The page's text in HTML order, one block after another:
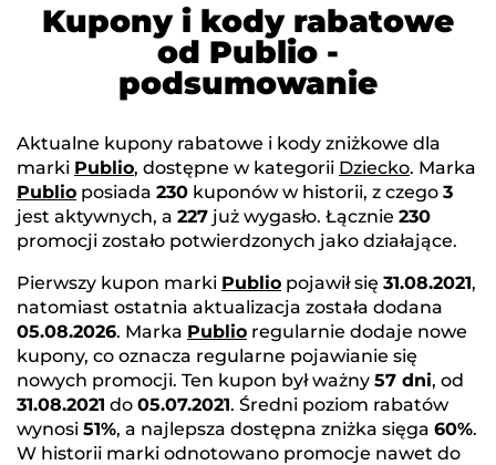
Kupony i kody rabatowe
od Publio -
podsumowanie
Aktualne kupony rabatowe i kody zniżkowe dla
marki Publio, dostępne w kategorii Dziecko. Marka
Publio posiada 230 kuponów w historii, z czego 3
jest aktywnych, a 227 już wygasło. Łącznie 230
promocji zostało potwierdzonych jako działające.
Pierwszy kupon marki Publio pojawił się 31.08.2021,
natomiast ostatnia aktualizacja została dodana
05.08.2026. Marka Publio regularnie dodaje nowe
kupony, co oznacza regularne pojawianie się
nowych promocji. Ten kupon był ważny 57 dni, od
31.08.2021 do 05.07.2021. Średni poziom rabatów
wynosi 51%, a najlepsza dostępna zniżka sięga 60%.
W historii marki odnotowano promocje nawet do